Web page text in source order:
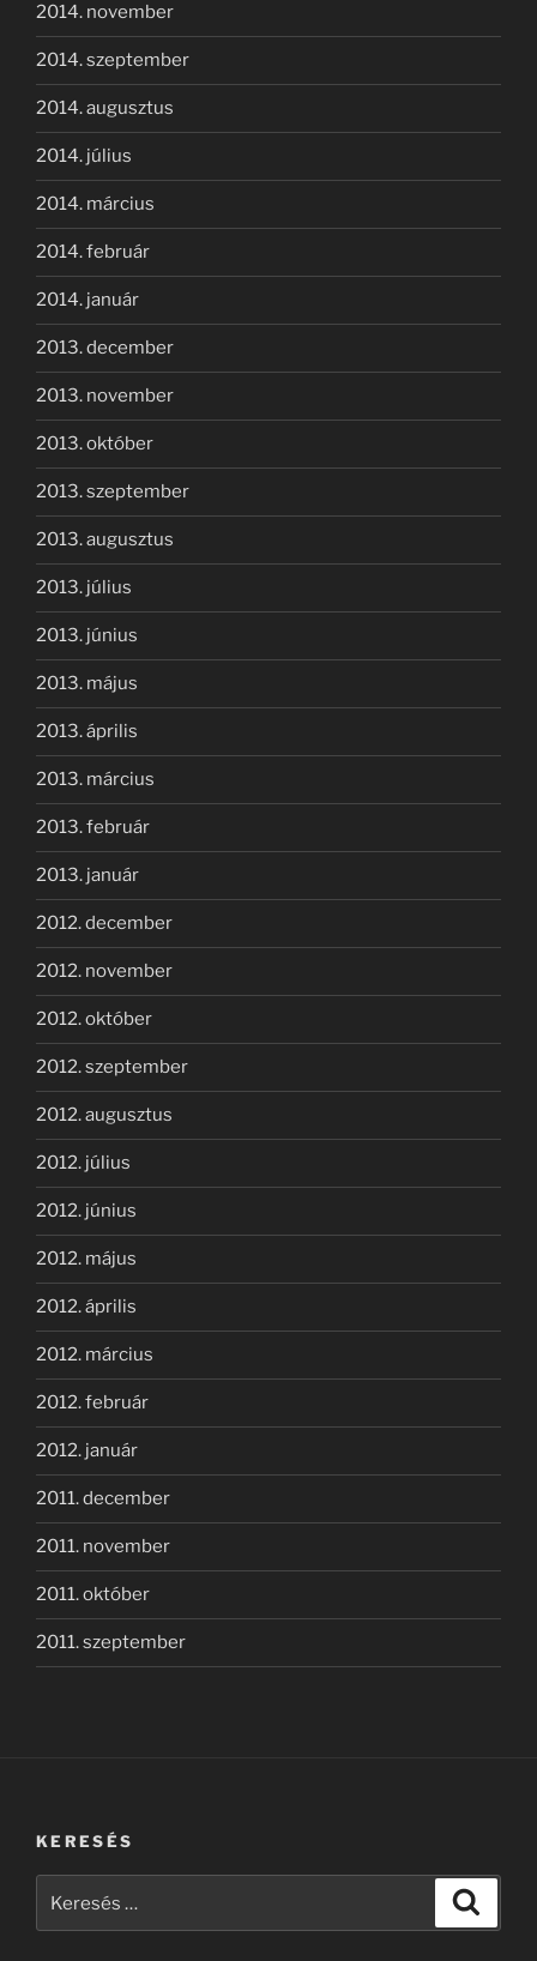
2014. november
2014. szeptember
2014. augusztus
2014. július
2014. március
2014. február
2014. január
2013. december
2013. november
2013. október
2013. szeptember
2013. augusztus
2013. július
2013. június
2013. május
2013. április
2013. március
2013. február
2013. január
2012. december
2012. november
2012. október
2012. szeptember
2012. augusztus
2012. július
2012. június
2012. május
2012. április
2012. március
2012. február
2012. január
2011. december
2011. november
2011. október
2011. szeptember
KERESÉS